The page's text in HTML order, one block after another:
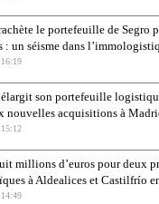
le portefeuille de Segro
: un séisme dans
son portefeuille
nouvelles acquisitions à
millions d’euros pour deux
à Aldealices et Castilfrío